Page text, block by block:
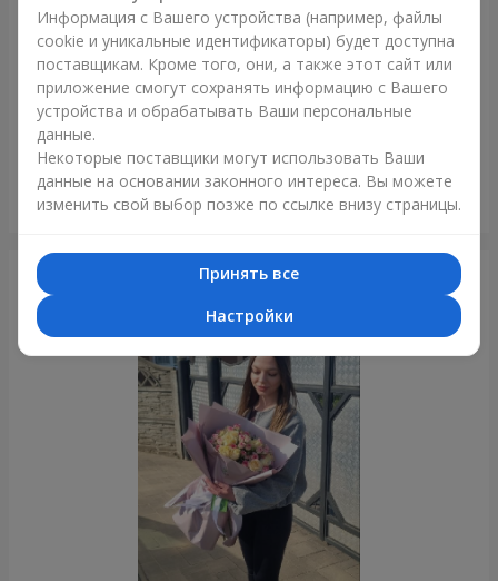
Букет "7 белых роз!"
Фотогалерея
Информация с Вашего устройства (например, файлы
cookie и уникальные идентификаторы) будет доступна
поставщикам. Кроме того, они, а также этот сайт или
приложение смогут сохранять информацию с Вашего
устройства и обрабатывать Ваши персональные
данные.
Некоторые поставщики могут использовать Ваши
данные на основании законного интереса. Вы можете
изменить свой выбор позже по ссылке внизу страницы.
Принять все
Настройки